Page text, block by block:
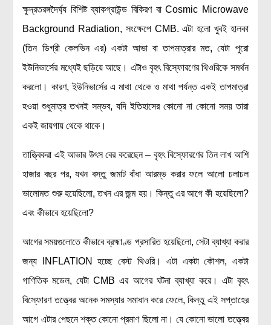
মহাকাশ বিজ্ঞান
আমাদের সৌরজগৎ
সৌরজগত ছাড়িয়ে
সামাজিক বিজ্ঞান
সমাজতত্ত্ব
বিজ্ঞানীদের কথা
বিদেশী বিজ্ঞানী
ক্ষুদ্রতরঙ্গদৈর্ঘ্য বিশিষ্ট ব্যাকগ্রাউন্ড বিকিরণ বা Cosmic Microwave
Background Radiation, সংক্ষেপে CMB. এটা হলো খুবই হালকা
(তিন ডিগ্রী কেলভিন এর) একটা আভা বা তাপমাত্রার মত, যেটা পুরো
ইউনিভার্সের মধ্যেই ছড়িয়ে আছে। এটাও বৃহৎ বিস্ফোরণের থিওরিকে সমর্থন
করলো। কারণ, ইউনিভার্সের এ মাথা থেকে ও মাথা পর্যন্ত একই তাপমাত্রা
হওয়া শুধুমাত্র তখনই সম্ভব, যদি ইতিহাসের কোনো না কোনো সময় তারা
একই জায়গায় থেকে থাকে।
তাত্ত্বিকরা এই আভার উৎস বের করেছেন – বৃহৎ বিস্ফোরণের তিন লাখ আশি
হাজার বছর পর, যখন বস্তু জমাট বাঁধা আরম্ভ করার ফলে আলো চলাচল
ভালোমত শুরু হয়েছিলো, তখন এর জন্ম হয়। কিন্তু এর আগে কী হয়েছিলো?
এবং কীভাবে হয়েছিলো?
আগের সময়গুলোতে কীভাবে ব্রহ্মাণ্ড প্রসারিত হয়েছিলো, সেটা ব্যাখ্যা করার
জন্য INFLATION হচ্ছে বেস্ট থিওরি। এটা একটা কৌশল, একটা
গাণিতিক মডেল, যেটা CMB এর আগের ঘটনা ব্যাখ্যা করে। এটা বৃহৎ
বিস্ফোরণ তত্ত্বের অনেক সমস্যার সমাধান করে ফেলে, কিন্তু এই সপ্তাহের
আগে এটার পেছনে শক্ত কোনো প্রমাণ ছিলো না। যে কোনো ভালো তত্ত্বের